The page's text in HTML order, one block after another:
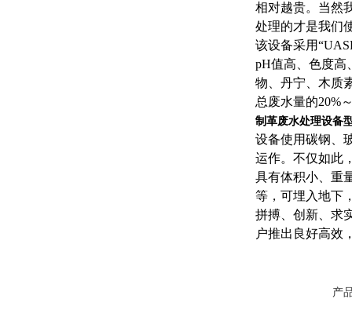
相对越贵。当然
处理的才是我们
该设备采用
pH值高、色度高
物、丹宁、木质
总废水量的20%
制革废水处理设备
设备使用碳钢、
运作。不仅如此
具有体积小、重
等，可埋入地下
拼搏、创新、求
户推出良好高效
产